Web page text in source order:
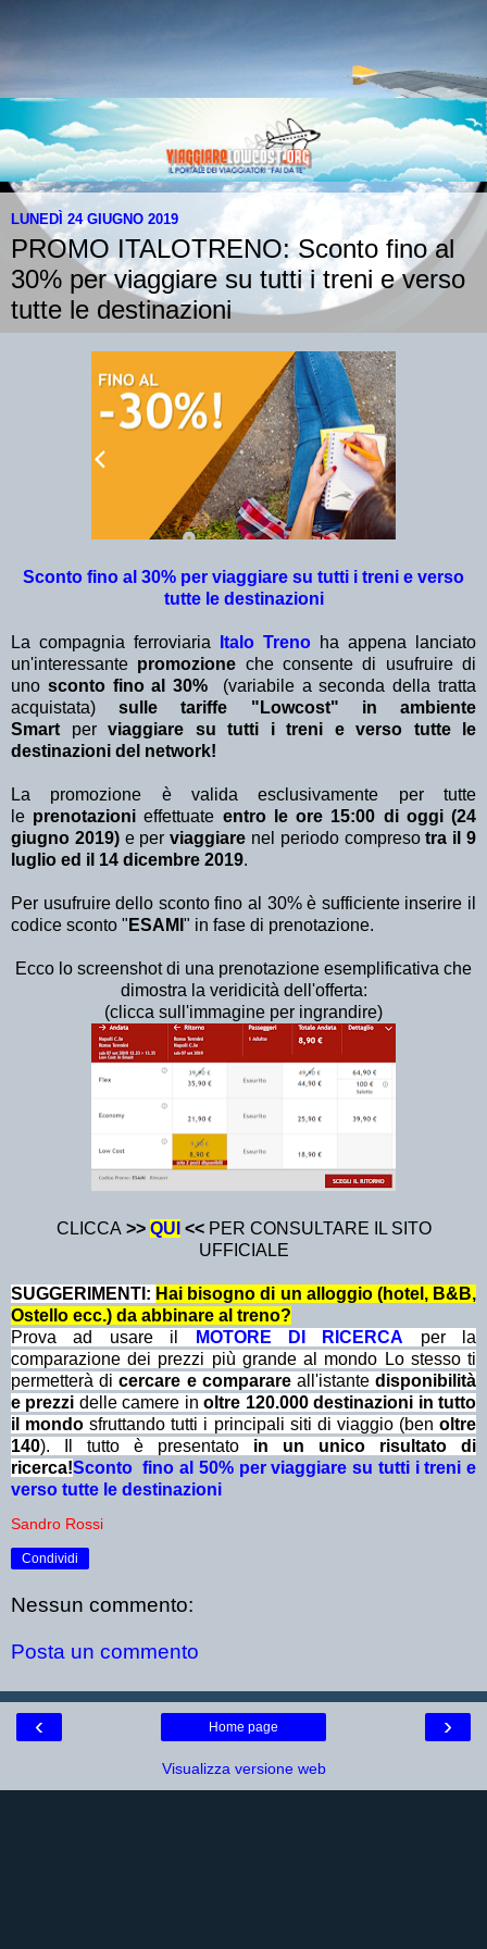
LUNEDÌ 24 GIUGNO 2019
PROMO ITALOTRENO: Sconto fino al
30% per viaggiare su tutti i treni e verso
tutte le destinazioni
Sconto fino al 30% per viaggiare su tutti i treni e verso
tutte le destinazioni
La compagnia ferroviaria Italo Treno ha appena lanciato
un'interessante promozione che consente di usufruire di
uno sconto fino al 30%
(variabile a seconda della tratta
acquistata)sulle tariffe "Lowcost" in ambiente
Smart perviaggiare su tutti i treni e verso tutte le
destinazioni del network!
La promozione è valida esclusivamente per tutte
le prenotazionieffettuate entro le ore 15:00 di oggi (24
giugno 2019)e perviaggiare nel periodo compresotra il 9
luglio ed il 14 dicembre 2019.
Per usufruire dello sconto fino al 30% è sufficiente inserire il
codice sconto " ESAMI " in fase di prenotazione.
Ecco lo screenshot di una prenotazione esemplificativa che
dimostra la veridicità dell'offerta:
(clicca sull'immagine per ingrandire)
CLICCA >> QUI << PER CONSULTARE IL SITO
UFFICIALE
SUGGERIMENTI: Hai bisogno di un alloggio (hotel, B&B,
Ostello ecc.) da abbinare al treno?
Prova ad usare il
MOTORE DI RICERCA
per la
comparazione dei prezzi più grande al mondo Lo stesso ti
permetterà dicercare e comparare all'istantedisponibilità
e prezzi delle camere inoltre 120.000 destinazioni in tutto
il mondo sfruttando tutti i principali siti di viaggio (benoltre
140). Il tutto è presentato in un unico risultato di
ricerca!Sconto fino al 50% per viaggiare su tutti i treni e
verso tutte le destinazioni
Sandro Rossi
Condividi
Nessun commento:
Posta un commento
‹ ›
Home page
Visualizza versione web